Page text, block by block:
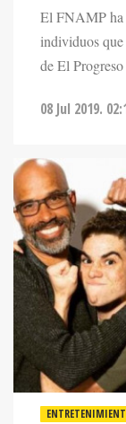
El FNAMP ha
individuos
de El
08 Jul 2019.